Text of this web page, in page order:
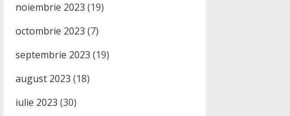
noiembrie 2023 (19)
octombrie 2023 (7)
septembrie 2023 (19)
august 2023 (18)
iulie 2023 (30)